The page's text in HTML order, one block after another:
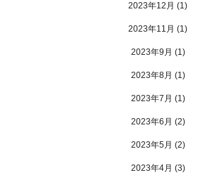
2023年12月 (1)
2023年11月 (1)
2023年9月 (1)
2023年8月 (1)
2023年7月 (1)
2023年6月 (2)
2023年5月 (2)
2023年4月 (3)